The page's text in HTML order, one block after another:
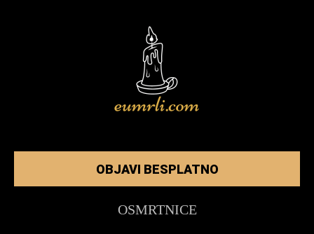
OBJAVI BESPLATNO
OSMRTNICE